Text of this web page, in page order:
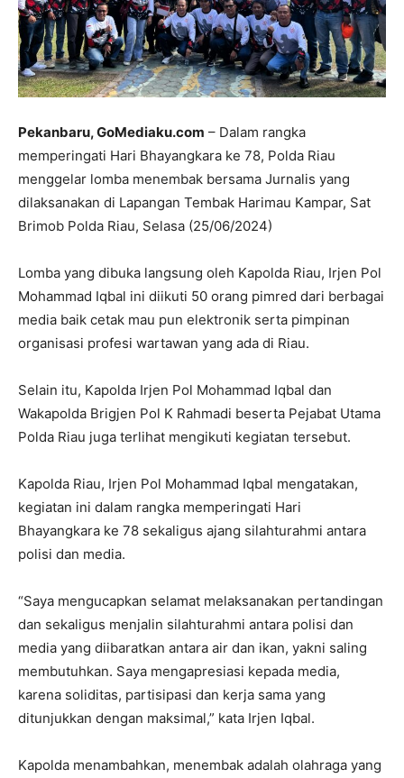
Pekanbaru, GoMediaku.com – Dalam rangka
memperingati Hari Bhayangkara ke 78, Polda Riau
menggelar lomba menembak bersama Jurnalis yang
dilaksanakan di Lapangan Tembak Harimau Kampar, Sat
Brimob Polda Riau, Selasa (25/06/2024)
Lomba yang dibuka langsung oleh Kapolda Riau, Irjen Pol
Mohammad Iqbal ini diikuti 50 orang pimred dari berbagai
media baik cetak mau pun elektronik serta pimpinan
organisasi profesi wartawan yang ada di Riau.
Selain itu, Kapolda Irjen Pol Mohammad Iqbal dan
Wakapolda Brigjen Pol K Rahmadi beserta Pejabat Utama
Polda Riau juga terlihat mengikuti kegiatan tersebut.
Kapolda Riau, Irjen Pol Mohammad Iqbal mengatakan,
kegiatan ini dalam rangka memperingati Hari
Bhayangkara ke 78 sekaligus ajang silahturahmi antara
polisi dan media.
“Saya mengucapkan selamat melaksanakan pertandingan
dan sekaligus menjalin silahturahmi antara polisi dan
media yang diibaratkan antara air dan ikan, yakni saling
membutuhkan. Saya mengapresiasi kepada media,
karena soliditas, partisipasi dan kerja sama yang
ditunjukkan dengan maksimal,” kata Irjen Iqbal.
Kapolda menambahkan, menembak adalah olahraga yang